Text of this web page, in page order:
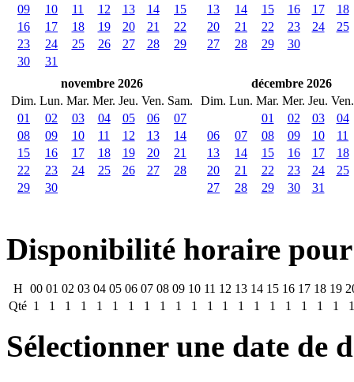
09
10 11 12 13 14
15
16
17 18 19 20 21
22
23
24 25 26 27 28
29
30
31
13
14 15 16 17
18
20
21 22 23 24
25
27
28 29 30
novembre 2026
Dim. Lun. Mar. Mer. Jeu. Ven. Sam.
01
02 03 04 05 06
07
08
09 10 11 12 13
14
15
16 17 18 19 20
21
22
23 24 25 26 27
28
29
30
décembre 2026
Dim. Lun. Mar. Mer. Jeu. Ven.
01
02 03
04
06
07 08 09 10
11
13
14 15 16 17
18
20
21 22 23 24
25
27
28 29 30 31
Disponibilité horaire
H 00 01 02 03 04 05 06 07 08 09 10 11 12 13 14 15 16 17 18 19
Qté 1 1 1 1 1 1 1 1 1 1 1 1 1 1 1 1 1 1 1 1 1
Sélectionner une date de